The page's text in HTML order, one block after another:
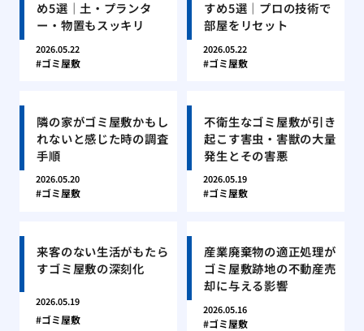
め5選｜土・プランタ
ー・物置もスッキリ
2026.05.22
ゴミ屋敷
すめ5選｜プロの技術で
部屋をリセット
2026.05.22
ゴミ屋敷
隣の家がゴミ屋敷かもし
れないと感じた時の調査
手順
2026.05.20
ゴミ屋敷
不衛生なゴミ屋敷が引き
起こす害虫・害獣の大量
発生とその害悪
2026.05.19
ゴミ屋敷
来客のない生活がもたら
すゴミ屋敷の深刻化
2026.05.19
ゴミ屋敷
産業廃棄物の適正処理が
ゴミ屋敷跡地の不動産売
却に与える影響
2026.05.16
ゴミ屋敷